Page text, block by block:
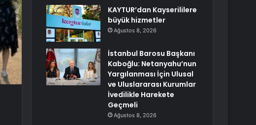
KAYTUR’dan Kayserililere
büyük hizmetler
Ağustos 8, 2026
İstanbul Barosu Başkanı
Kaboğlu: Netanyahu’nun
Yargılanması İçin Ulusal
ve Uluslararası Kurumlar
İvedilikle Harekete
Geçmeli
Ağustos 8, 2026